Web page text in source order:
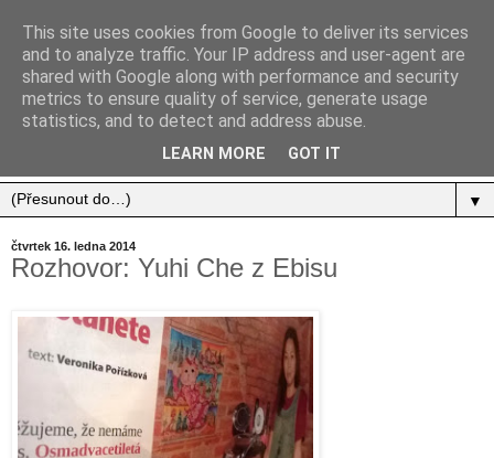
Jídlo, cestování, život.
▼
čtvrtek 16. ledna 2014
Rozhovor: Yuhi Che z Ebisu
This site uses cookies from Google to deliver its services
and to analyze traffic. Your IP address and user-agent are
shared with Google along with performance and security
metrics to ensure quality of service, generate usage
statistics, and to detect and address abuse.
LEARN MORE GOT IT